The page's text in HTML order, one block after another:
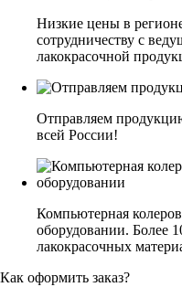
Низкие цены в
сотрудничеству с
лакокрасочной
Отправляем
всей России!
Компьютерная
оборудовании. Более
лакокрасочных
Как оформить заказ?